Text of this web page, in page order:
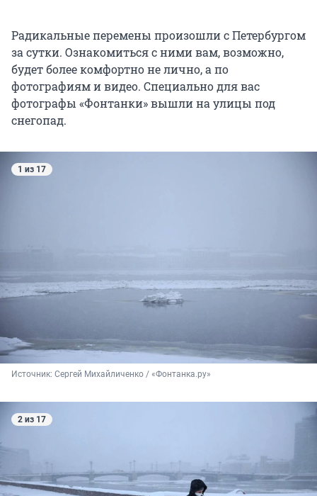
Радикальные перемены произошли с Петербургом
за сутки. Ознакомиться с ними вам, возможно,
будет более комфортно не лично, а по
фотографиям и видео. Специально для вас
фотографы «Фонтанки» вышли на улицы под
снегопад.
1 из 17
Источник: Сергей Михайличенко / «Фонтанка.ру»
2 из 17